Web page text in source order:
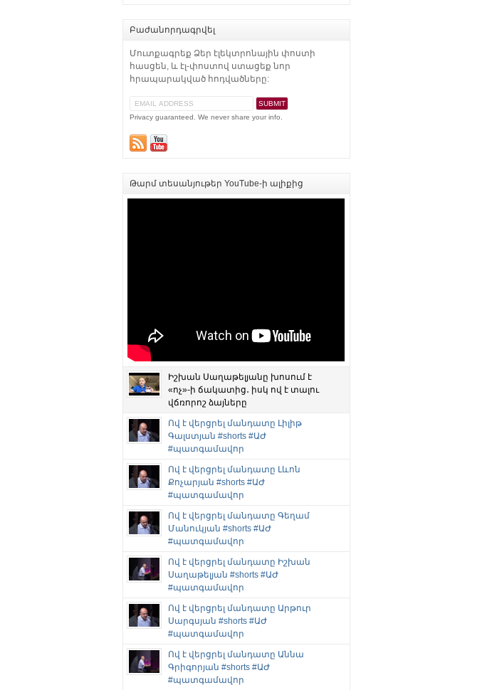
Բաժանորդագրվել
Մուտքագրեք Ձեր էլեկտրոնային փոստի
հասցեն, և էլ-փոստով ստացեք նոր
հրապարակված հոդվածները:
Privacy guaranteed. We never share your info.
Թարմ տեսանյութեր YouTube-ի ալիքից
Իշխան Սաղաթելյանը խոսում է
«ոչ»-ի ճակատից․ իսկ ով է տալու
վճռորոշ ձայները
Ով է վերցրել մանդատը Լիլիթ
Գալստյան #shorts #ԱԺ
#պատգամավոր
Ով է վերցրել մանդատը Լևոն
Քոչարյան #shorts #ԱԺ
#պատգամավոր
Ով է վերցրել մանդատը Գեղամ
Մանուկյան #shorts #ԱԺ
#պատգամավոր
Ով է վերցրել մանդատը Իշխան
Սաղաթելյան #shorts #ԱԺ
#պատգամավոր
Ով է վերցրել մանդատը Արթուր
Սարգսյան #shorts #ԱԺ
#պատգամավոր
Ով է վերցրել մանդատը Աննա
Գրիգորյան #shorts #ԱԺ
#պատգամավոր